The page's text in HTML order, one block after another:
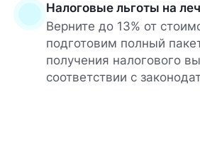
Налоговые льготы на
Верните до 13% от
подготовим полный
получения налогового
соответствии с